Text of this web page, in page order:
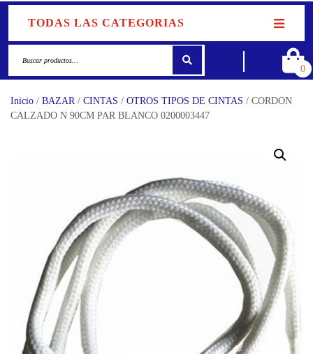
TODAS LAS CATEGORIAS
0
Inicio / BAZAR / CINTAS / OTROS TIPOS DE CINTAS / CORDON
CALZADO N 90CM PAR BLANCO 0200003447